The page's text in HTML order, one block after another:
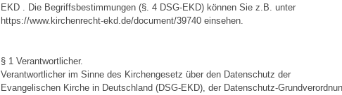
EKD . Die Begriffsbestimmungen (§. 4 DSG-EKD) können Sie z.B. unter
https://www.kirchenrecht-ekd.de/document/39740 einsehen.
§ 1 Verantwortlicher.
Verantwortlicher im Sinne des Kirchengesetz über den Datenschutz der
Evangelischen Kirche in Deutschland (DSG-EKD), der Datenschutz-